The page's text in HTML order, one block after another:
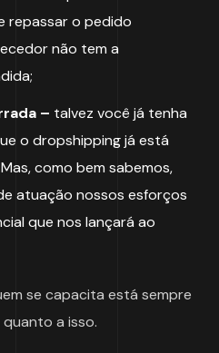
repassar o pedido
não tem a
– talvez você já tenha
o dropshipping já está
como bem sabemos,
atuação nossos esforços
que nos lançará ao
se capacita está sempre
a isso.